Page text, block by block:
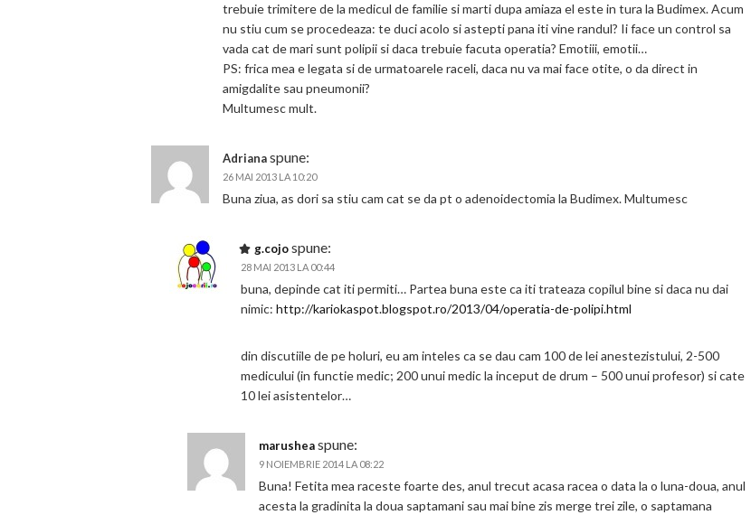
trebuie trimitere de la medicul de familie si marti dupa amiaza el este in tura la Budimex. Acum
nu stiu cum se procedeaza: te duci acolo si astepti pana iti vine randul? Ii face un control sa
vada cat de mari sunt polipii si daca trebuie facuta operatia? Emotiii, emotii…
PS: frica mea e legata si de urmatoarele raceli, daca nu va mai face otite, o da direct in
amigdalite sau pneumonii?
Multumesc mult.
Adrianaspune:
26 MAI 2013 LA 10:20
Buna ziua, as dori sa stiu cam cat se da pt o adenoidectomia la Budimex. Multumesc
g.cojospune:
28 MAI 2013 LA 00:44
buna, depinde cat iti permiti… Partea buna este ca iti trateaza copilul bine si daca nu dai
nimic: http://kariokaspot.blogspot.ro/2013/04/operatia-de-polipi.html
din discutiile de pe holuri, eu am inteles ca se dau cam 100 de lei anestezistului, 2-500
medicului (in functie medic; 200 unui medic la inceput de drum – 500 unui profesor) si cate
10 lei asistentelor…
marusheaspune:
9 NOIEMBRIE 2014 LA 08:22
Buna! Fetita mea raceste foarte des, anul trecut acasa racea o data la o luna-doua, anul
acesta la gradinita la doua saptamani sau mai bine zis merge trei zile, o saptamana